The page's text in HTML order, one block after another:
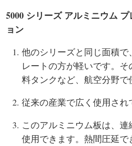
5000 シリーズ アルミニウム
ョン
他のシリーズと同じ面積
レートの方が軽いです。
料タンクなど、航空分野で
従来の産業で広く使用され
このアルミニウム板は、
使用できます。熱間圧延で